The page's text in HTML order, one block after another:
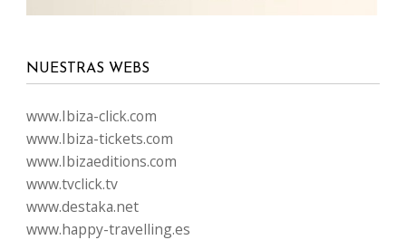
NUESTRAS WEBS
www.Ibiza-click.com
www.Ibiza-tickets.com
www.Ibizaeditions.com
www.tvclick.tv
www.destaka.net
www.happy-travelling.es